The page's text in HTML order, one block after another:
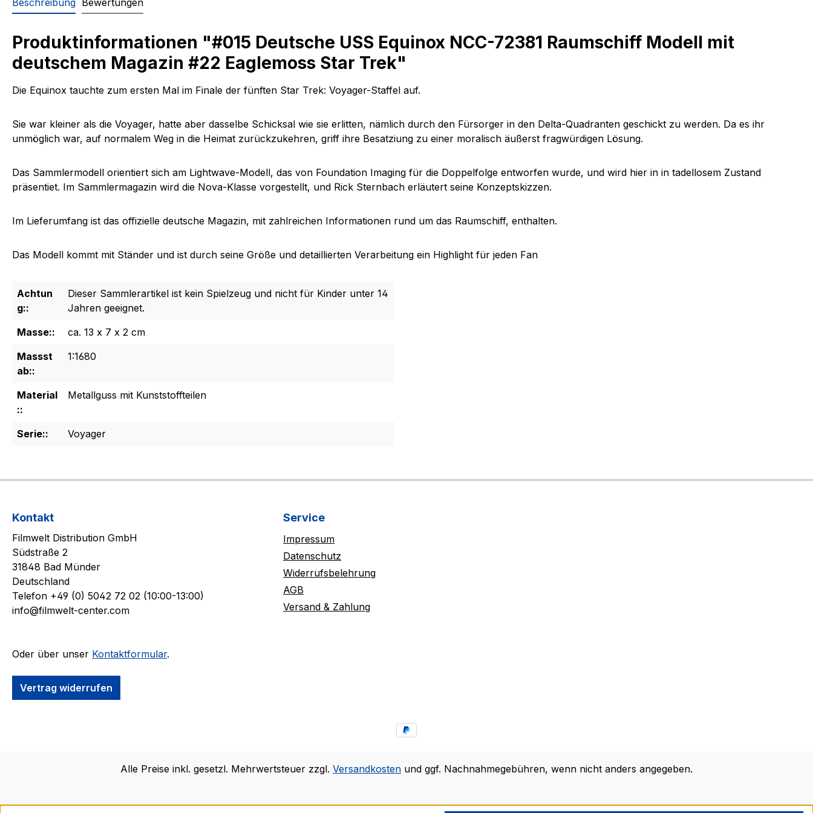
Beschreibung Bewertungen
Produktinformationen "#015 Deutsche USS Equinox NCC-72381 Raumschiff Modell mit
deutschem Magazin #22 Eaglemoss Star Trek"
Die Equinox tauchte zum ersten Mal im Finale der fünften Star Trek: Voyager-Staffel auf.
Sie war kleiner als die Voyager, hatte aber dasselbe Schicksal wie sie erlitten, nämlich durch den Fürsorger in den Delta-Quadranten geschickt zu werden. Da es ihr
unmöglich war, auf normalem Weg in die Heimat zurückzukehren, griff ihre Besatziung zu einer moralisch äußerst fragwürdigen Lösung.
Das Sammlermodell orientiert sich am Lightwave-Modell, das von Foundation Imaging für die Doppelfolge entworfen wurde, und wird hier in in tadellosem Zustand
präsentiet. Im Sammlermagazin wird die Nova-Klasse vorgestellt, und Rick Sternbach erläutert seine Konzeptskizzen.
Im Lieferumfang ist das offizielle deutsche Magazin, mit zahlreichen Informationen rund um das Raumschiff, enthalten.
Das Modell kommt mit Ständer und ist durch seine Größe und detaillierten Verarbeitung ein Highlight für jeden Fan
Achtun
g::
Dieser Sammlerartikel ist kein Spielzeug und nicht für Kinder unter 14
Jahren geeignet.
Masse::
ca. 13 x 7 x 2 cm
Massst
ab::
1:1680
Material
::
Metallguss mit Kunststoffteilen
Serie:: Voyager
Kontakt
Filmwelt Distribution GmbH
Südstraße 2
31848 Bad Münder
Deutschland
Telefon +49 (0) 5042 72 02 (10:00-13:00)
info@filmwelt-center.com
Oder über unser Kontaktformular.
Vertrag widerrufen
Service
Impressum
Datenschutz
Widerrufsbelehrung
AGB
Versand & Zahlung
Alle Preise inkl. gesetzl. Mehrwertsteuer zzgl. Versandkosten und ggf. Nachnahmegebühren, wenn nicht anders angegeben.